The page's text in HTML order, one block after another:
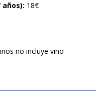
18€
no incluye vino